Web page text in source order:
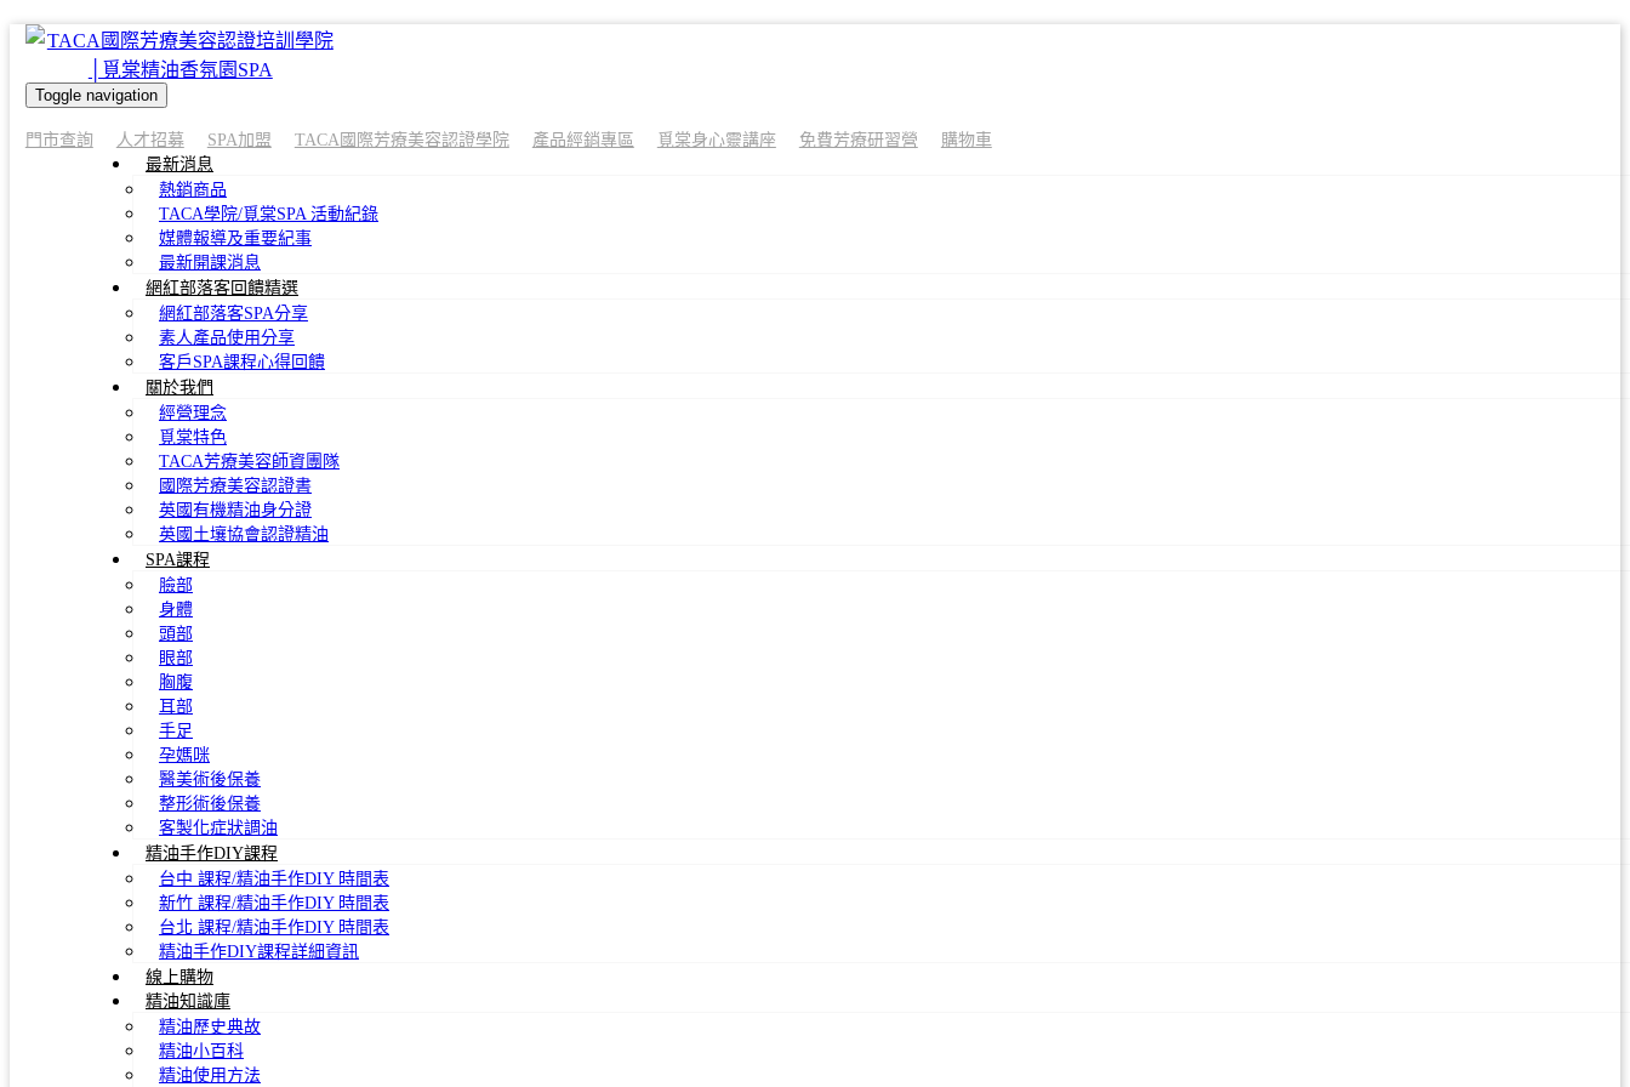
Toggle navigation
門市查詢 人才招募 SPA加盟 TACA國際芳療美容認證學院 產品經銷專區 覓棠身心靈講座 免費芳療研習營
購物車
最新消息
熱銷商品
TACA學院/覓棠SPA 活動紀錄
媒體報導及重要紀事
最新開課消息
網紅部落客回饋精選
網紅部落客SPA分享
素人產品使用分享
客戶SPA課程心得回饋
關於我們
經營理念
覓棠特色
TACA芳療美容師資團隊
國際芳療美容認證書
英國有機精油身分證
英國土壤協會認證精油
SPA課程
臉部
身體
頭部
眼部
胸腹
耳部
手足
孕媽咪
醫美術後保養
整形術後保養
客製化症狀調油
精油手作DIY課程
台中 課程/精油手作DIY 時間表
新竹 課程/精油手作DIY 時間表
台北 課程/精油手作DIY 時間表
精油手作DIY課程詳細資訊
線上購物
精油知識庫
精油歷史典故
精油小百科
精油使用方法